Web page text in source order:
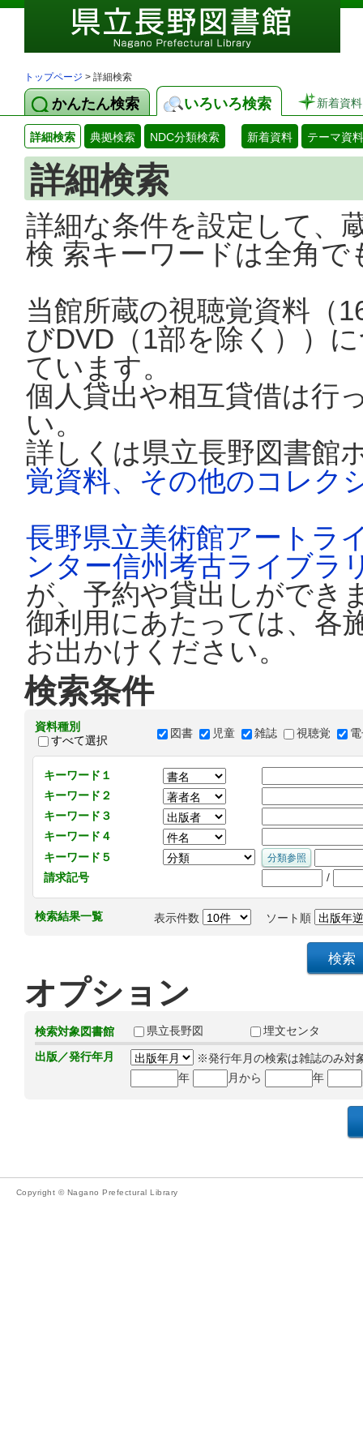
トップページ > 詳細検索
かんたん検索 いろいろ検索 新着資料
詳細検索 典拠検索 NDC分類検索 新着資料 テーマ資料
詳細検索
詳細な条件を設定して、
検 索キーワードは全角
当館所蔵の視聴覚資料（
びDVD（1部を除く））
ています。
個人貸出や相互貸借は行
い。
詳しくは県立長野図書館
覚資料、その他のコレク
長野県立美術館アートラ
ンター信州考古ライブラ
が、予約や貸出しができ
御利用にあたっては、各
お出かけください。
検索条件
資料種別
すべて選択
図書 児童 雑誌 視聴覚
キーワード１
キーワード２
キーワード３
キーワード４
キーワード５
請求記号
/
検索結果一覧 表示件数 ソート順
オプション
検索対象図書館 県立長野図
埋文センタ
出版／発行年月
※発行年月の検索は雑誌のみ対
年
月から 年
Copyright © Nagano Prefectural Library